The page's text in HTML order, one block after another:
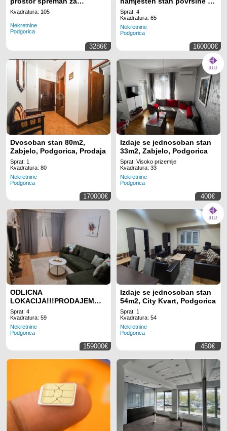
korišćenje za 15 radnih
Business Tower
Montenegro
Kvadratura: 105
Nekretnine
Podgorica
3286€
m!
Sprat: 4
Kvadratura: 65
Nekretnine
Podgorica
160000€
Dvosoban stan 80m2,
Zabjelo, Podgorica, Prodaja
Sprat: 1
Kvadratura: 80
Nekretnine
Podgorica
170000€
Izdaje se jednosoban stan
33m2, Zabjelo, Podgorica
Sprat: Visoko prizemlje
Kvadratura: 33
Nekretnine
Podgorica
400€
ODLICNA
LOKACIJA!!!PRODAJEM
DVOSOBAN STAN KOD
GINTASA
Sprat: 4
Kvadratura: 59
Nekretnine
Podgorica
159000€
Izdaje se jednosoban stan
54m2, City Kvart, Podgorica
Sprat: 1
Kvadratura: 54
Nekretnine
Podgorica
450€